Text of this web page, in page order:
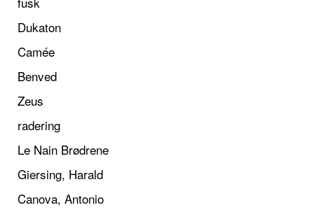
Dukaton
Camée
Benved
Zeus
radering
Le Nain Brødrene
Giersing, Harald
Canova, Antonio